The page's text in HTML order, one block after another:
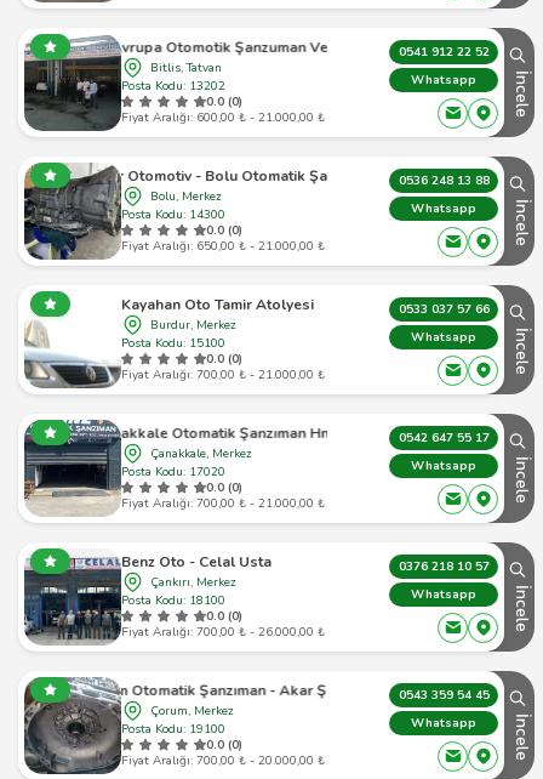
Avrupa Otomotik Şanzuman Ve Oto Tamir Servisi
Bitlis, Tatvan
Posta Kodu: 13202
0.0 (0)
Fiyat Aralığı: 600,00 ₺ - 21.000,00 ₺
0541 912 22 52
Whatsapp
İncele
Alcar Otomotiv - Bolu Otomatik Şanzıman
Bolu, Merkez
Posta Kodu: 14300
0.0 (0)
Fiyat Aralığı: 650,00 ₺ - 21.000,00 ₺
0536 248 13 88
Whatsapp
İncele
Kayahan Oto Tamir Atolyesi
Burdur, Merkez
Posta Kodu: 15100
0.0 (0)
Fiyat Aralığı: 700,00 ₺ - 21.000,00 ₺
0533 037 57 66
Whatsapp
İncele
Çanakkale Otomatik Şanzıman Hnz Oto
Çanakkale, Merkez
Posta Kodu: 17020
0.0 (0)
Fiyat Aralığı: 700,00 ₺ - 21.000,00 ₺
0542 647 55 17
Whatsapp
İncele
Benz Oto - Celal Usta
Çankırı, Merkez
Posta Kodu: 18100
0.0 (0)
Fiyat Aralığı: 700,00 ₺ - 26.000,00 ₺
0376 218 10 57
Whatsapp
İncele
Çorum Otomatik Şanzıman - Akar Şanzıman
Çorum, Merkez
Posta Kodu: 19100
0.0 (0)
Fiyat Aralığı: 700,00 ₺ - 20.000,00 ₺
0543 359 54 45
Whatsapp
İncele